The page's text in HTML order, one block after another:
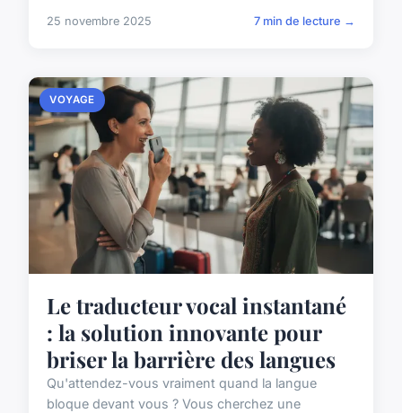
25 novembre 2025 7 min de lecture →
VOYAGE
Le traducteur vocal instantané
: la solution innovante pour
briser la barrière des langues
Qu'attendez-vous vraiment quand la langue
bloque devant vous ? Vous cherchez une